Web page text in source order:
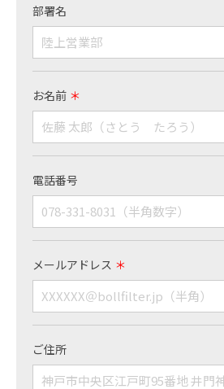
部署名
お名前 ＊
電話番号
メールアドレス ＊
ご住所